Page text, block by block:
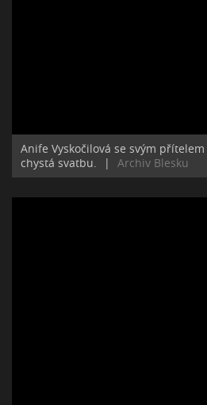
Anife Vyskočilová se svým
chystá svatbu.
| Archiv Blesku